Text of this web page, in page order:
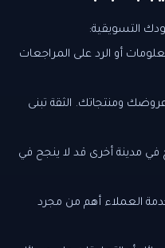
التسويقية:
أو الرد على المراجعات
ومنتجاتك. الثقة تبنى
في مدينة أخرى قد لا ينجح في
العملاء أهم من مجرد